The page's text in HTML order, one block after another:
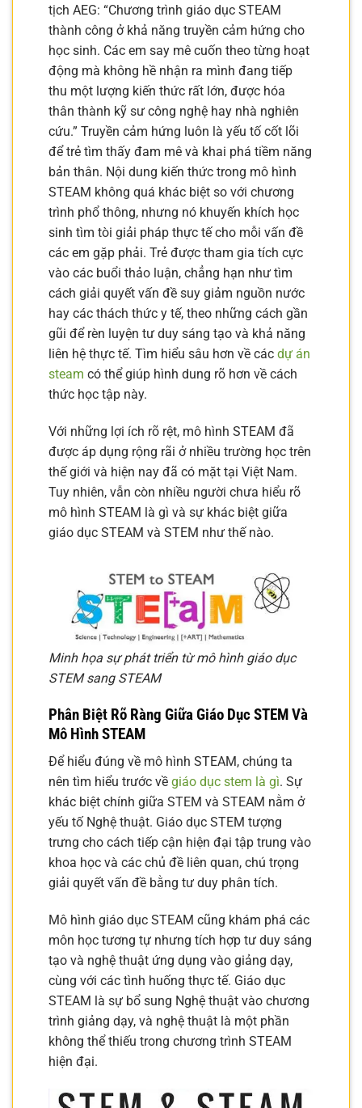
tịch AEG: “Chương trình giáo dục STEAM
thành công ở khả năng truyền cảm hứng cho
học sinh. Các em say mê cuốn theo từng hoạt
động mà không hề nhận ra mình đang tiếp
thu một lượng kiến thức rất lớn, được hóa
thân thành kỹ sư công nghệ hay nhà nghiên
cứu.” Truyền cảm hứng luôn là yếu tố cốt lõi
để trẻ tìm thấy đam mê và khai phá tiềm năng
bản thân. Nội dung kiến thức trong mô hình
STEAM không quá khác biệt so với chương
trình phổ thông, nhưng nó khuyến khích học
sinh tìm tòi giải pháp thực tế cho mỗi vấn đề
các em gặp phải. Trẻ được tham gia tích cực
vào các buổi thảo luận, chẳng hạn như tìm
cách giải quyết vấn đề suy giảm nguồn nước
hay các thách thức y tế, theo những cách gần
gũi để rèn luyện tư duy sáng tạo và khả năng
liên hệ thực tế. Tìm hiểu sâu hơn về các dự án
steam có thể giúp hình dung rõ hơn về cách
thức học tập này.
Với những lợi ích rõ rệt, mô hình STEAM đã
được áp dụng rộng rãi ở nhiều trường học trên
thế giới và hiện nay đã có mặt tại Việt Nam.
Tuy nhiên, vẫn còn nhiều người chưa hiểu rõ
mô hình STEAM là gì và sự khác biệt giữa
giáo dục STEAM và STEM như thế nào.
Minh họa sự phát triển từ mô hình giáo dục
STEM sang STEAM
Phân Biệt Rõ Ràng Giữa Giáo Dục STEM Và
Mô Hình STEAM
Để hiểu đúng về mô hình STEAM, chúng ta
nên tìm hiểu trước về giáo dục stem là gì. Sự
khác biệt chính giữa STEM và STEAM nằm ở
yếu tố Nghệ thuật. Giáo dục STEM tượng
trưng cho cách tiếp cận hiện đại tập trung vào
khoa học và các chủ đề liên quan, chú trọng
giải quyết vấn đề bằng tư duy phân tích.
Mô hình giáo dục STEAM cũng khám phá các
môn học tương tự nhưng tích hợp tư duy sáng
tạo và nghệ thuật ứng dụng vào giảng dạy,
cùng với các tình huống thực tế. Giáo dục
STEAM là sự bổ sung Nghệ thuật vào chương
trình giảng dạy, và nghệ thuật là một phần
không thể thiếu trong chương trình STEAM
hiện đại.